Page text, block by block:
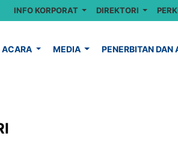
INFO KORPORAT DIREKTORI
ACARA MEDIA PENERBITAN DAN